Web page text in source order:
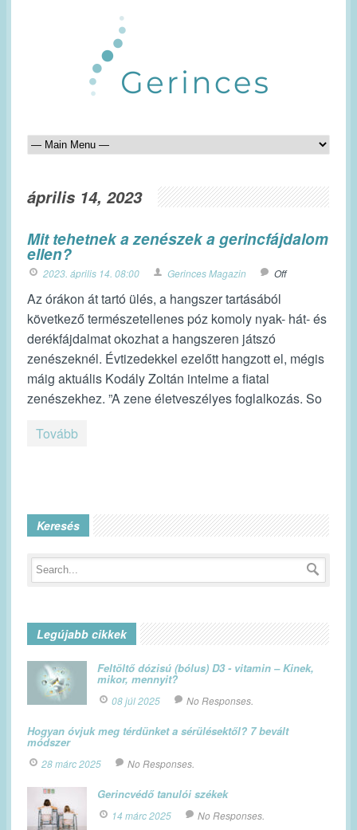
április 14, 2023
Mit tehetnek a zenészek a gerincfájdalom
ellen?
2023. április 14. 08:00 Gerinces Magazin Off
Az órákon át tartó ülés, a hangszer tartásából
következő természetellenes póz komoly nyak- hát- és
derékfájdalmat okozhat a hangszeren játszó
zenészeknél. Évtizedekkel ezelőtt hangzott el, mégis
máig aktuális Kodály Zoltán intelme a fiatal
zenészekhez. ”A zene életveszélyes foglalkozás. So
Tovább
Keresés
Legújabb cikkek
Feltöltő dózisú (bólus) D3 - vitamin – Kinek,
mikor, mennyit?
08 júl 2025 No Responses.
Hogyan óvjuk meg térdünket a sérülésektől? 7 bevált
módszer
28 márc 2025 No Responses.
Gerincvédő tanulói székek
14 márc 2025 No Responses.